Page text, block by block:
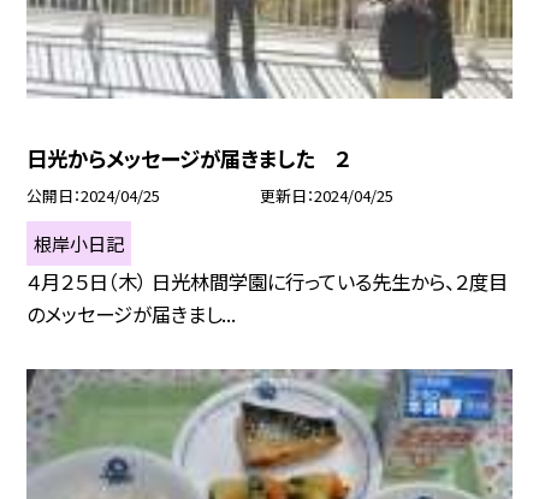
日光からメッセージが届きました ２
公開日 2024/04/25 更新日 2024/04/25
根岸小日記
４月２５日（木） 日光林間学園に行っている先生から、２度目
のメッセージが届きまし...